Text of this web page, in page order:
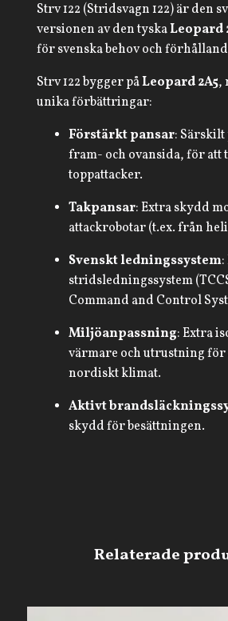
Strv 122 (Stridsvagn 122) är den
versionen av den tyskaLeopard
för svenska behov och
Strv 122 bygger påLeopard 2A5,
unika förbättringar:
Förstärkt pansar:
fram- och ovansida, för att
toppattacker.
Takpansar: Extra skydd
attackrobotar (t.ex. från
Svenskt ledningssystem
stridsledningssystem
Command and Control
Miljöanpassning: Extra
värmare och utrustning för
nordiskt klimat.
Aktivt
skydd för besättningen.